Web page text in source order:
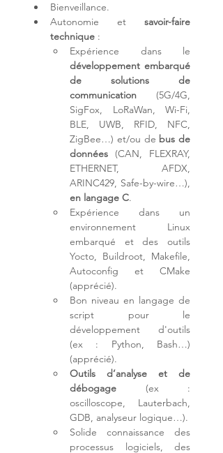
Bienveillance.
Autonomie et savoir-faire
technique :
développement embarqué
de solutions de
communication (5G/4G,
SigFox, LoRaWan, Wi-Fi,
BLE, UWB, RFID, NFC,
ZigBee…) et/ou de bus de
données (CAN, FLEXRAY,
ETHERNET, AFDX,
en langage C.
Expérience dans un
environnement Linux
embarqué et des outils
Yocto, Buildroot, Makefile,
Autoconfig et CMake
(apprécié).
Bon niveau en langage de
script pour le
développement d'outils
(ex : Python, Bash…)
(apprécié).
Outils d’analyse et de
débogage (ex :
oscilloscope, Lauterbach,
GDB, analyseur logique…).
Solide connaissance des
processus logiciels, des